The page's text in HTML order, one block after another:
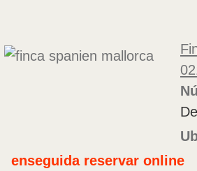
enseguida reservar online